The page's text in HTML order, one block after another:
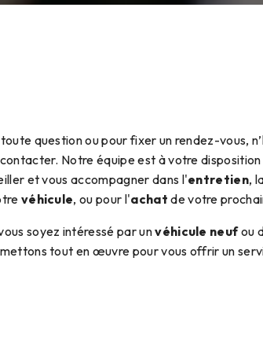
question ou pour fixer un rendez-vous,
Notre équipe est à votre disposition
et vous accompagner dans l'entretien,
véhicule, ou pour l'achat de votre
soyez intéressé par unvéhicule neufou
tout en œuvre pour vous offrir un